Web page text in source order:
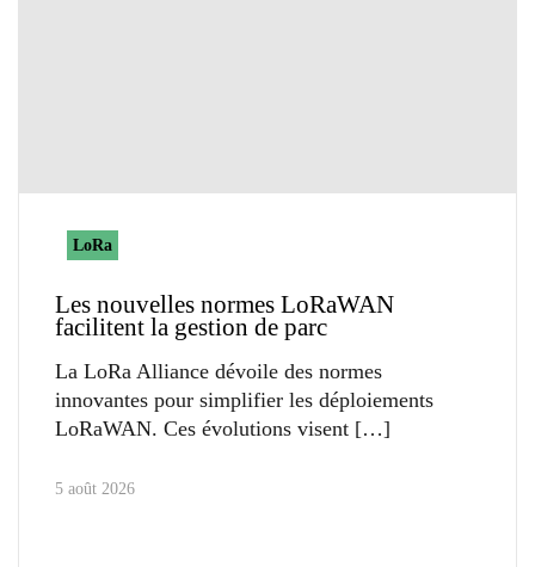
LoRa
Les nouvelles normes LoRaWAN
facilitent la gestion de parc
La LoRa Alliance dévoile des normes
innovantes pour simplifier les déploiements
LoRaWAN. Ces évolutions visent
5 août 2026